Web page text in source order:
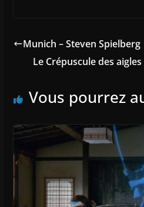
Munich – Steven Spielberg
Le Crépuscule des
Vous pourrez